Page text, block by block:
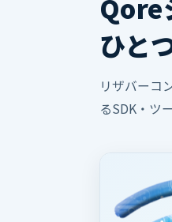
ひと
リザバーコ
るSDK・ツ